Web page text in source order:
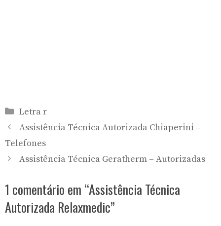
Categorias
Letra r
Assistência Técnica Autorizada Chiaperini –
Telefones
Assistência Técnica Geratherm – Autorizadas
1 comentário em “Assistência Técnica
Autorizada Relaxmedic”